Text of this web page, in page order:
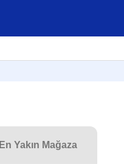
En Yakın Mağaza